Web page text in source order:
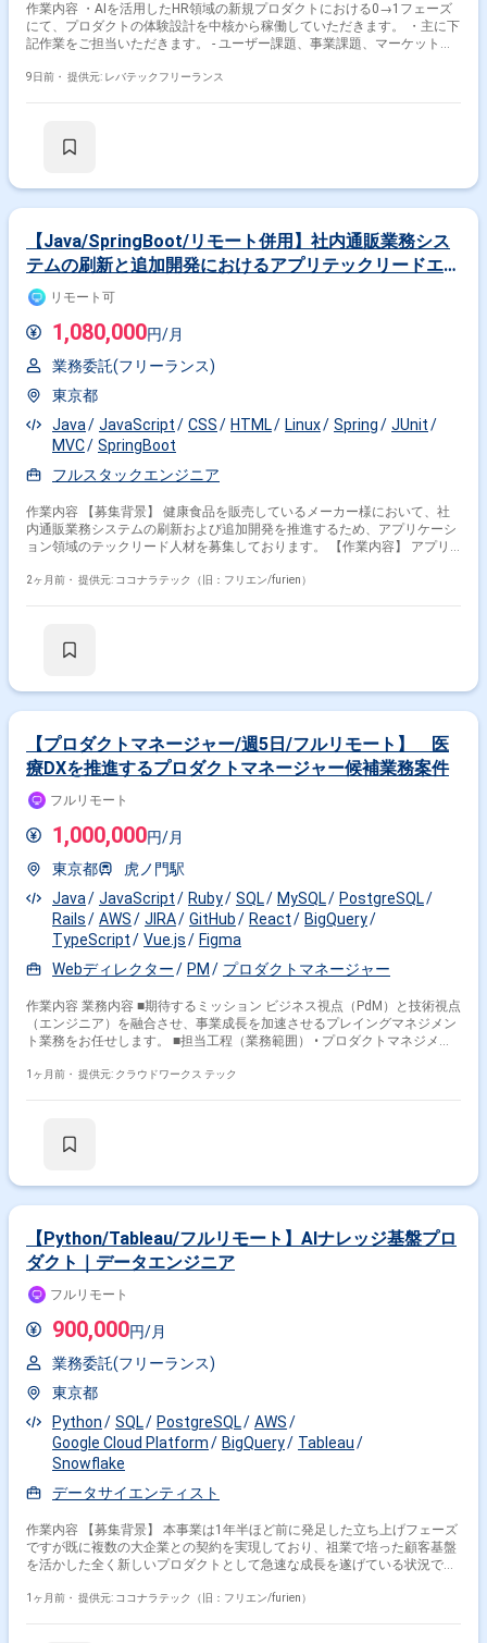
作業内容 ・AIを活用したHR領域の新規プロダクトにおける0→1フェーズ
にて、プロダクトの体験設計を中核から稼働していただきます。 ・主に下
記作業をご担当いただきます。 - ユーザー課題、事業課題、マーケット仮
イン、プロトタイプの作成 - v0、Lovable、Claude Code、Cursor等のAIツ
システムやコンポーネント設計の整備、エンジニアと協働した実装連携、
9日前・ 提供元: レバテックフリーランス
【Java/SpringBoot/リモート併用】社内通販業務シス
テムの刷新と追加開発におけるアプリテックリードエン
ジニアリモート可
1,080,000円/月
業務委託(フリーランス)
東京都
Java
JavaScript CSS HTML Linux Spring
JUnit
MVC
SpringBoot
フルスタックエンジニア
作業内容 【募集背景】 健康食品を販売しているメーカー様において、社
内通販業務システムの刷新および追加開発を推進するため、アプリケーシ
ョン領域のテックリード人材を募集しております。 【作業内容】 アプリ
いただきます。Javaクラス設計や実装方式の検討・設計を行い、実装およ
像】 テックリードやアプリケーションアーキテクト候補として、チーム内
きに取り組める方にご活躍いただきたいと考えております。 【ポジション
の魅力】 モダンな技術スタックを活用しながら、大規模な社内通販業務シ
ステムの刷新・追加開発に上流から関わることができます。レガシー環境
からモダン環境への移行プロジェクトに関わることで、アプリケーション
アーキテクチャ設計や技術選定の経験を積むことができます。テックリー
ドとしてチームを牽引しつつ、技術面での意思決定や改善活動をリードで
きるポジションです。 【開発環境】 Java17、SpringBoot3などのモダン
技術スタックを中心に、DockerやAWS ECS等のコンテナ・クラウド技術を
活用した開発を行っております。現行システムではJava6/8、Weblogic、
JavaEE、Swing、OracleDBといったレガシー技術スタックも併存してお
り、段階的な移行を進めながら開発を行っております。コミュニケーショ
ンおよび情報共有にはSlack、Confluence、Jira、Miro、GitHub等のツール
を利用しております。
2ヶ月前・ 提供元: ココナラテック（旧：フリエン/furien）
【プロダクトマネージャー/週5日/フルリモート】 医
療DXを推進するプロダクトマネージャー候補業務案件
フルリモート
1,000,000円/月
東京都
虎ノ門駅
Java
JavaScript Ruby SQL MySQL
PostgreSQL
Rails
AWS JIRA GitHub React
BigQuery
TypeScript
Vue.js
Figma
Webディレクター
PM プロダクトマネージャー
作業内容 業務内容 ■期待するミッション ビジネス視点（PdM）と技術視点
（エンジニア）を融合させ、事業成長を加速させるプレイングマネジメン
ト業務をお任せします。 ■担当工程（業務範囲） • プロダクトマネジメン
ップの設計 ◦ 企画・要件定義 : ユーザーヒアリングやデータ分析に基づく
フロントエンド開発 ◦ 品質担保: コードレビュー、テスト設計、技術的負債
アリングの知見を活かして最適なソリューション（機能開発、あるいは業
務フロー改善など）を導き出します。 ■チーム体制 既存のPdMメンバーと
ともに業務を遂行。エンジニアやデザイナー、ビジネスサイド（営業・コ
ンサル）と協業する体制です。 ■開発環境(プロジェクトによって若干変
動) 言語： Ruby, Go, JavaScript (TypeScript) 等 FW： Ruby on Rails, React
等 DB： PostgreSQL, MySQL 等 インフラ： AWS ツール： Slack, Jira,
Confluence, GitHub, Figma, SQL (BigQuery等) ■開発フェーズと予定 ・新規
事業、既存機能のグロース、改善フェーズなど複数のうち適性に応じてど
れかをお任せする予定 直近では「採用確率算出機能」「収支改善算出機
能」など、データを活用した新規機能のリリースが続いており、今後も順
社会貢献性： 医療業界の「人と組織」の課題を解決する社会的意義の高い
サービス • 「作る」と「決める」の両方に関われる ◦ PdMとしての上流
工程と、エンジニアとしての実装工程の両方に携われるため、自分の企画
を味わえます。 • 事業経営に近い距離感 ◦ 事業責任者、CTO、EM等と意
す。年間利益数十億を作るといった高い視座でのビジネススキルが身につ
きます。 ■リモート稼働について ・フルリモート可能 ・PC貸与 ■参画開
始時期 2026年5月以降 関わるサービス・プロダクト ■プロダクトについて
介」に留まらず、AIやデータを活用した採用確率の算出、収支改善シミュ
1ヶ月前・ 提供元: クラウドワークス テック
【Python/Tableau/フルリモート】AIナレッジ基盤プロ
ダクト｜データエンジニア
フルリモート
900,000円/月
業務委託(フリーランス)
東京都
Python
SQL PostgreSQL
AWS
Google Cloud Platform
BigQuery
Tableau
Snowflake
データサイエンティスト
作業内容 【募集背景】 本事業は1年半ほど前に発足した立ち上げフェーズ
ですが既に複数の大企業との契約を実現しており、祖業で培った顧客基盤
を活かした全く新しいプロダクトとして急速な成長を遂げている状況で
けた拡大フェーズを迎えているため、技術的知見をベースに開発プロセス
1ヶ月前・ 提供元: ココナラテック（旧：フリエン/furien）